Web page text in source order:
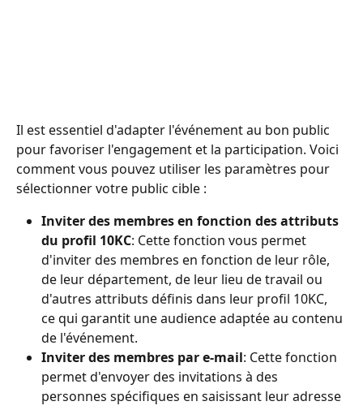
Il est essentiel d'adapter l'événement au bon public
pour favoriser l'engagement et la participation. Voici
comment vous pouvez utiliser les paramètres pour
sélectionner votre public cible :
Inviter des membres en fonction des attributs
du profil 10KC: Cette fonction vous permet
d'inviter des membres en fonction de leur rôle,
de leur département, de leur lieu de travail ou
d'autres attributs définis dans leur profil 10KC,
ce qui garantit une audience adaptée au contenu
de l'événement.
Inviter des membres par e-mail: Cette fonction
permet d'envoyer des invitations à des
personnes spécifiques en saisissant leur adresse